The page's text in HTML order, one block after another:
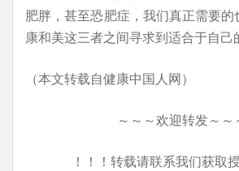
肥胖，甚至恐肥症，我们真正需要
康和美这三者之间寻求到适合于自己
（本文转载自健康中国人网）
～～～欢迎转发～～
！！！转载请联系我们获取